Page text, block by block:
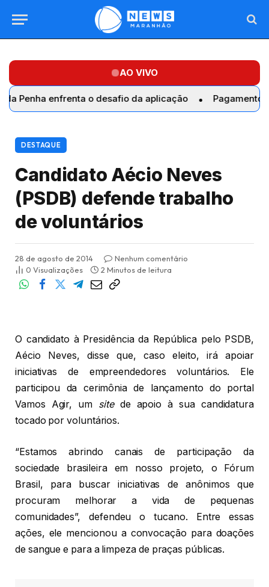
AO VIVO
enfrenta o desafio da aplicação Pagamento de R$
DESTAQUE
Candidato Aécio Neves
(PSDB) defende trabalho
de voluntários
28 de agosto de 2014
Nenhum comentário
0 Visualizações 2 Minutos de leitura
O candidato à Presidência da República pelo PSDB,
Aécio Neves, disse que, caso eleito, irá apoiar
iniciativas de empreendedores voluntários. Ele
participou da cerimônia de lançamento do portal
Vamos Agir, um sitede apoio à sua candidatura
tocado por voluntários.
“Estamos abrindo canais de participação da
sociedade brasileira em nosso projeto, o Fórum
Brasil, para buscar iniciativas de anônimos que
procuram melhorar a vida de pequenas
comunidades”, defendeu o tucano. Entre essas
ações, ele mencionou a convocação para doações
de sangue e para a limpeza de praças públicas.